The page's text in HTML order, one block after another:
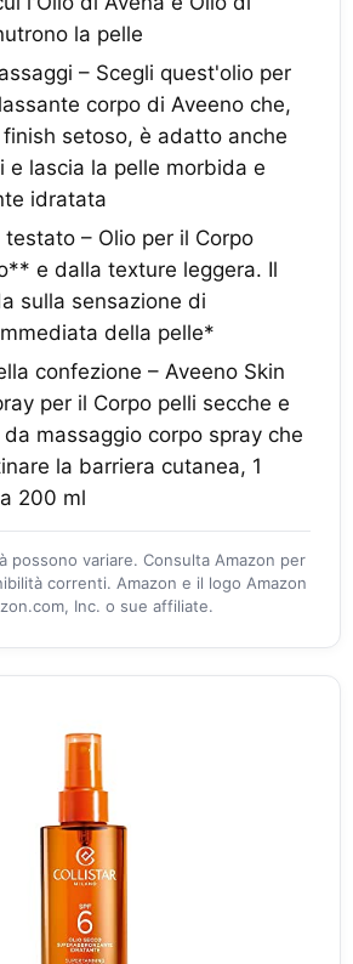
la pelle
– Scegli quest'olio per
corpo di Aveeno che,
setoso, è adatto anche
e lascia la pelle morbida e
idratata
– Olio per il Corpo
e dalla texture leggera. Il
sulla sensazione di
della pelle*
confezione – Aveeno Skin
per il Corpo pelli secche e
massaggio corpo spray che
la barriera cutanea, 1
200 ml
possono variare. Consulta Amazon per
correnti. Amazon e il logo Amazon
Inc. o sue affiliate.